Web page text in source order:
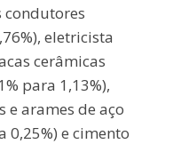
condutores
eletricista
cerâmicas
para 1,13%),
e arames de aço
0,25%) e cimento